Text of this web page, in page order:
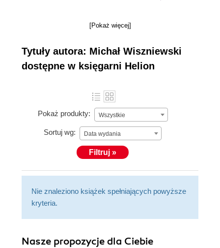
na firmę Arynga, gdzie zajmuje się głównie
automotive. W trakcie kariery zawodowej pogłębiał
wiedzę kończąc różnego typu kursy i szkolenia,
również w zakresie programowania w języku C.
Żonaty od sierpnia 2011 r. Wielki miłośnik zwierząt,
motoryzacji i piłki nożnej.
[Pokaż więcej]
Tytuły autora: Michał Wiszniewski
dostępne w księgarni Helion
Pokaż produkty: Wszystkie
Sortuj wg: Data wydania
Filtruj »
Nie znaleziono książek spełniających powyższe
kryteria.
Nasze propozycje dla Ciebie